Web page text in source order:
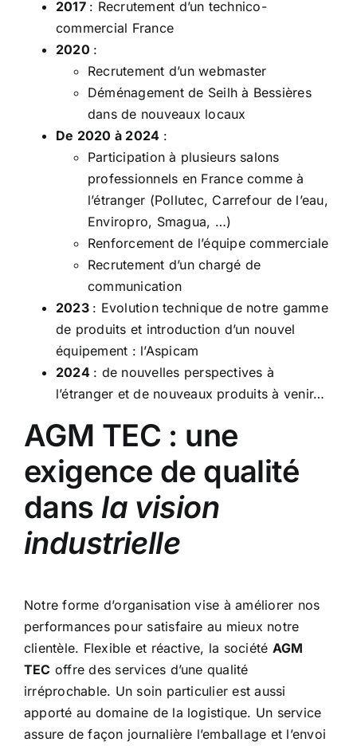
2017 : Recrutement d’un technico-
commercial France
2020 :
Recrutement d’un webmaster
Déménagement de Seilh à Bessières
dans de nouveaux locaux
De 2020 à 2024 :
Participation à plusieurs salons
professionnels en France comme à
l’étranger (Pollutec, Carrefour de l’eau,
Enviropro, Smagua, …)
Renforcement de l’équipe commerciale
Recrutement d’un chargé de
communication
2023 : Evolution technique de notre gamme
de produits et introduction d’un nouvel
équipement : l’Aspicam
2024 : de nouvelles perspectives à
l’étranger et de nouveaux produits à venir…
AGM TEC : une
exigence de qualité
dans la vision
industrielle
Notre forme d’organisation vise à améliorer nos
performances pour satisfaire au mieux notre
clientèle. Flexible et réactive, la société AGM
TEC offre des services d’une qualité
irréprochable. Un soin particulier est aussi
apporté au domaine de la logistique. Un service
assure de façon journalière l’emballage et l’envoi